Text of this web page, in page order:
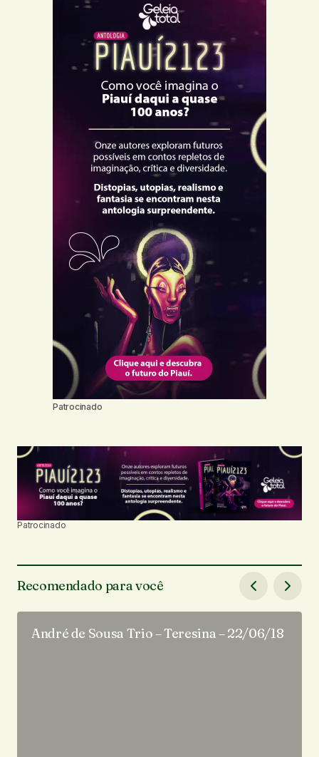
Patrocinado
Patrocinado
Recomendado para você
André de Sousa Trio – Teresina – 22/06/18